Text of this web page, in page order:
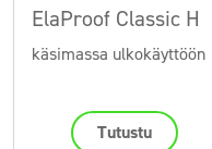
ElaProof Classic H
käsimassa ulkokäyttöön
Tutustu